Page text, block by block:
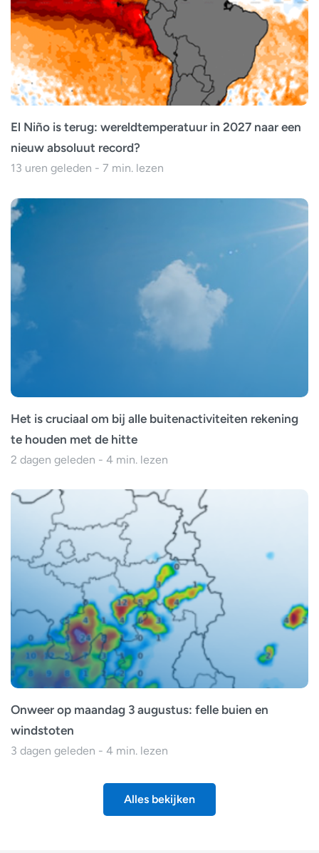
El Niño is terug: wereldtemperatuur in 2027 naar een
nieuw absoluut record?
13 uren geleden - 7 min. lezen
Het is cruciaal om bij alle buitenactiviteiten rekening
te houden met de hitte
2 dagen geleden - 4 min. lezen
Onweer op maandag 3 augustus: felle buien en
windstoten
3 dagen geleden - 4 min. lezen
Alles bekijken